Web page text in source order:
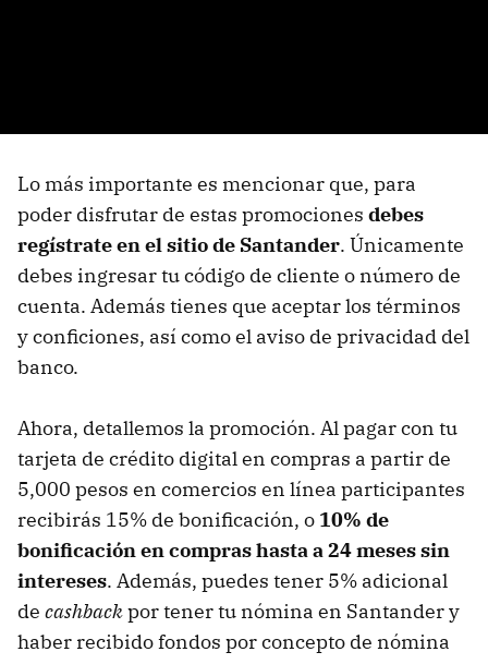
Lo más importante es mencionar que, para
poder disfrutar de estas promociones debes
regístrate en el sitio de Santander. Únicamente
debes ingresar tu código de cliente o número de
cuenta. Además tienes que aceptar los términos
y conficiones, así como el aviso de privacidad del
banco.
Ahora, detallemos la promoción. Al pagar con tu
tarjeta de crédito digital en compras a partir de
5,000 pesos en comercios en línea participantes
recibirás 15% de bonificación, o 10% de
bonificación en compras hasta a 24 meses sin
intereses. Además, puedes tener 5% adicional
de cashbackpor tener tu nómina en Santander y
haber recibido fondos por concepto de nómina